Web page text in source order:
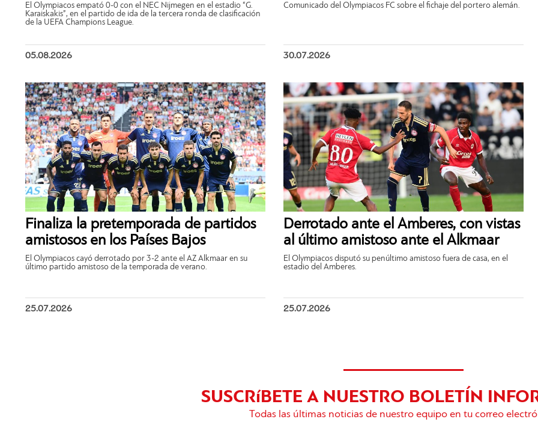
El Olympiacos empató 0-0 con el NEC Nijmegen en el estadio “G.
Karaiskakis”, en el partido de ida de la tercera ronda de clasificación
de la UEFA Champions League.
05.08.2026
Comunicado del Olympiacos FC sobre el fichaje del portero alemán.
30.07.2026
Finaliza la pretemporada de partidos
amistosos en los Países Bajos
El Olympiacos cayó derrotado por 3-2 ante el AZ Alkmaar en su
último partido amistoso de la temporada de verano.
25.07.2026
Derrotado ante el Amberes, con vistas
al último amistoso ante el Alkmaar
El Olympiacos disputó su penúltimo amistoso fuera de casa, en el
estadio del Amberes.
25.07.2026
SUSCRíBETE A NUESTRO BOLETÍN
Todas las últimas noticias de nuestro equipo en tu correo